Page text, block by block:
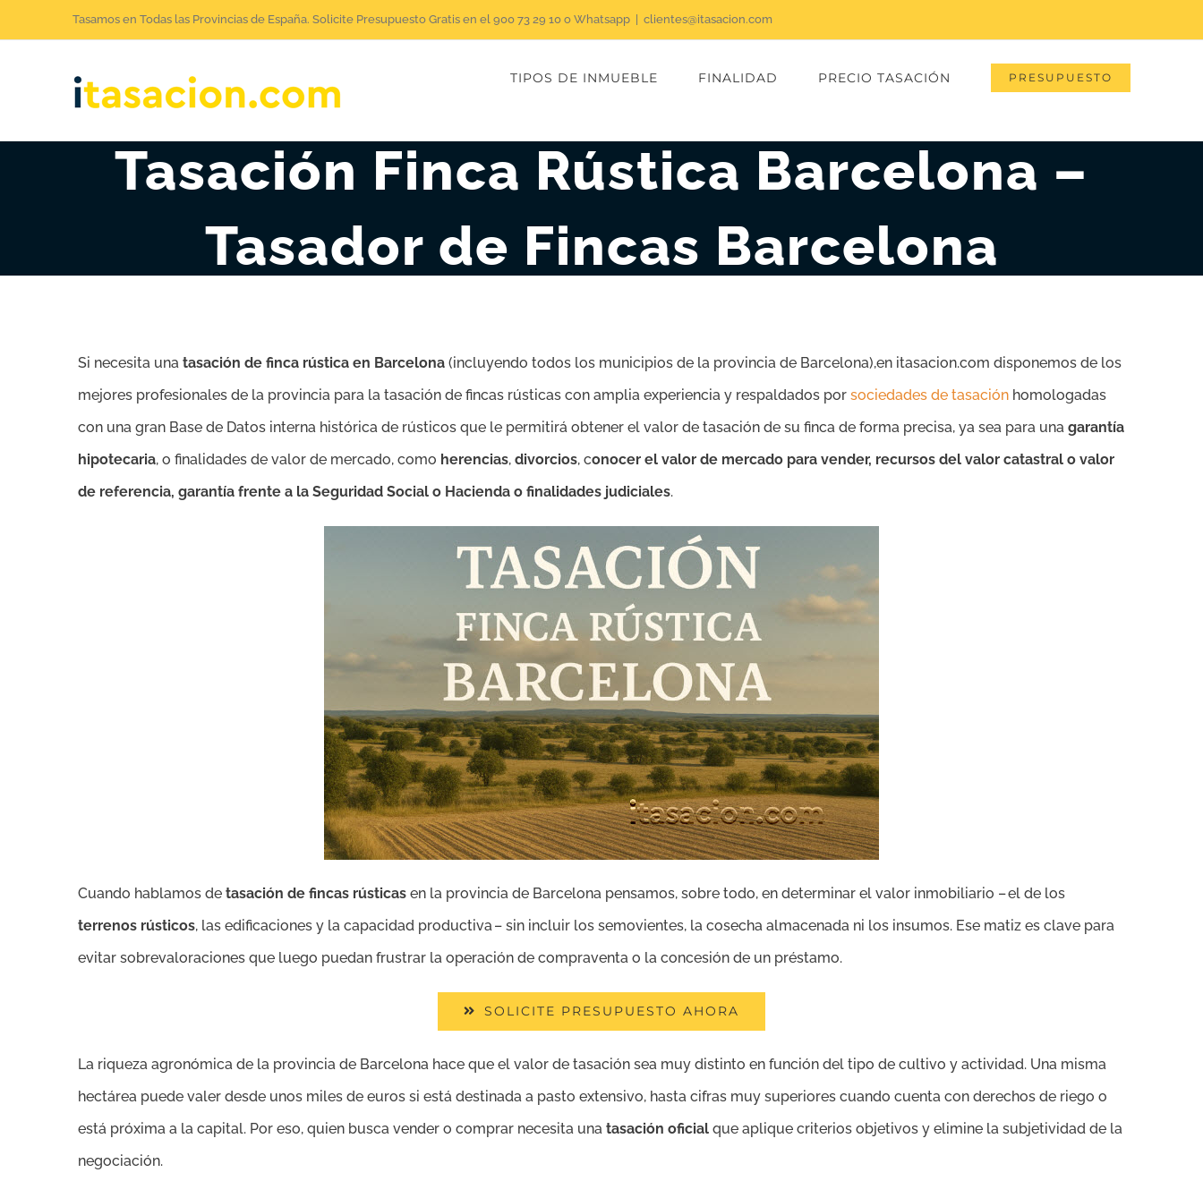
Tasamos en Todas las Provincias de España. Solicite Presupuesto Gratis en el 900 73 29 10 o Whatsapp clientes@itasacion.com
TIPOS DE INMUEBLE FINALIDAD PRECIO TASACIÓN PRESUPUESTO
Tasación Finca Rústica Barcelona –
Tasador de Fincas Barcelona
Si necesita una tasación de finca rústica en Barcelona (incluyendo todos los municipios de la provincia de Barcelona),en itasacion.com disponemos de los
mejores profesionales de la provincia para la tasación de fincas rústicas con amplia experiencia y respaldados por sociedades de tasación homologadas
con una gran Base de Datos interna histórica de rústicos que le permitirá obtener el valor de tasación de su finca de forma precisa, ya sea para una garantía
hipotecaria, o finalidades de valor de mercado, como herencias, divorcios, conocer el valor de mercado para vender, recursos del valor catastral o valor
de referencia, garantía frente a la Seguridad Social o Hacienda o finalidades judiciales.
Cuando hablamos de tasación de fincas rústicas en la provincia de Barcelona pensamos, sobre todo, en determinar el valor inmobiliario – el de los
terrenos rústicos, las edificaciones y la capacidad productiva – sin incluir los semovientes, la cosecha almacenada ni los insumos. Ese matiz es clave para
evitar sobrevaloraciones que luego puedan frustrar la operación de compraventa o la concesión de un préstamo.
SOLICITE PRESUPUESTO AHORA
La riqueza agronómica de la provincia de Barcelona hace que el valor de tasación sea muy distinto en función del tipo de cultivo y actividad. Una misma
hectárea puede valer desde unos miles de euros si está destinada a pasto extensivo, hasta cifras muy superiores cuando cuenta con derechos de riego o
está próxima a la capital. Por eso, quien busca vender o comprar necesita una tasación oficial que aplique criterios objetivos y elimine la subjetividad de la
negociación.